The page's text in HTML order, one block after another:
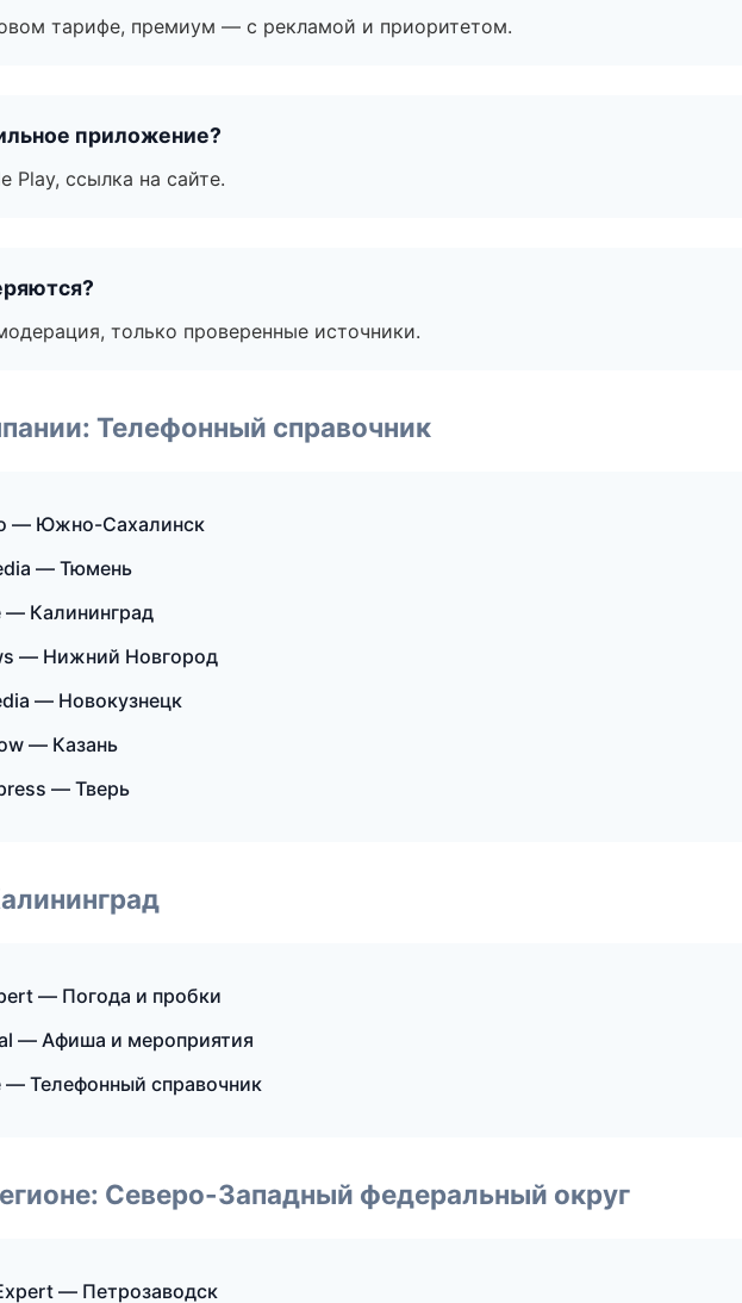
тарифе, премиум — с рекламой и приоритетом.
приложение?
Play, ссылка на сайте.
только проверенные источники.
Телефонный справочник
— Южно-Сахалинск
— Тюмень
— Калининград
— Нижний Новгород
— Новокузнецк
— Казань
— Тверь
— Погода и пробки
— Афиша и мероприятия
— Телефонный справочник
Северо-Западный федеральный округ
— Петрозаводск